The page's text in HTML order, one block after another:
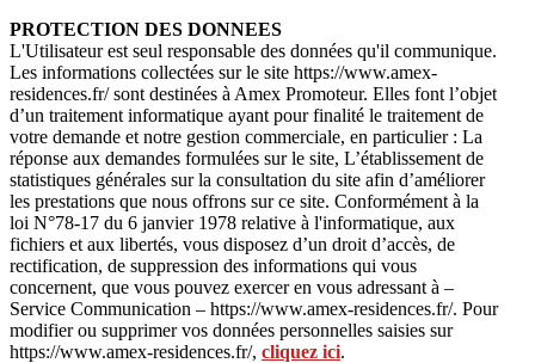
PROTECTION DES DONNEES
L'Utilisateur est seul responsable des données qu'il communique.
Les informations collectées sur le site https://www.amex-
residences.fr/ sont destinées à Amex Promoteur. Elles font l’objet
d’un traitement informatique ayant pour finalité le traitement de
votre demande et notre gestion commerciale, en particulier : La
réponse aux demandes formulées sur le site, L’établissement de
statistiques générales sur la consultation du site afin d’améliorer
les prestations que nous offrons sur ce site. Conformément à la
loi N°78-17 du 6 janvier 1978 relative à l'informatique, aux
fichiers et aux libertés, vous disposez d’un droit d’accès, de
rectification, de suppression des informations qui vous
concernent, que vous pouvez exercer en vous adressant à –
Service Communication – https://www.amex-residences.fr/. Pour
modifier ou supprimer vos données personnelles saisies sur
https://www.amex-residences.fr/, cliquez ici.